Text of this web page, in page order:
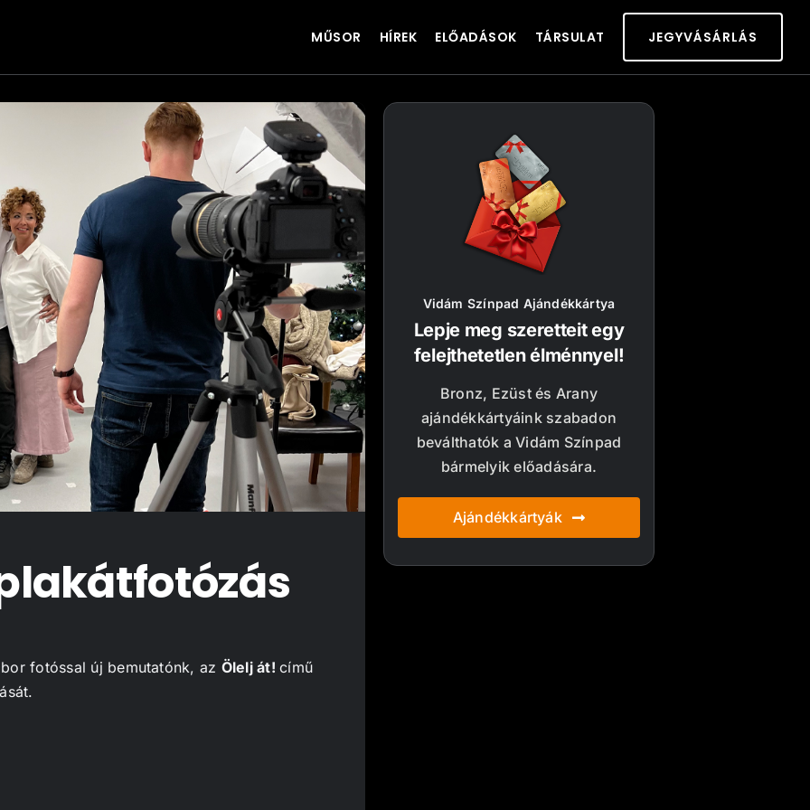
MŰSOR
HÍREK ELŐADÁSOK TÁRSULAT JEGYVÁSÁRLÁS
fotóssal új bemutatónk, az Ölelj át!című
Vidám Színpad Ajándékkártya
Lepje meg szeretteit egy
felejthetetlen élménnyel!
Bronz, Ezüst és Arany
ajándékkártyáink szabadon
beválthatók a Vidám Színpad
bármelyik előadására.
Ajándékkártyák